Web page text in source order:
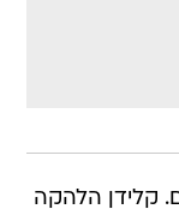
קלידן הלהקה